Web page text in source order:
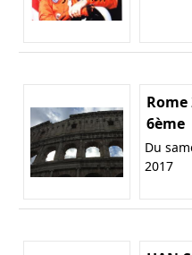
Rome
6ème
Du
2017